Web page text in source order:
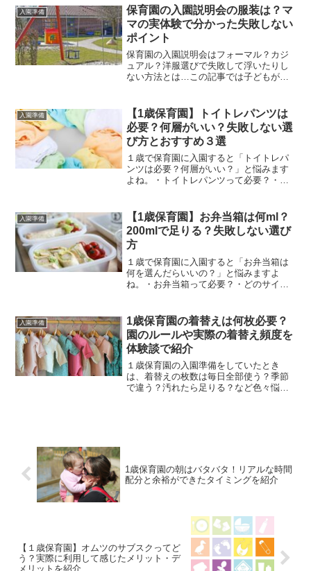
がいなかったので悩みました。結論から
言うと、『オムツのサブス...
入園準備
保育園の入園説明会の服装は？マ
マの実体験で分かった失敗しない
ポイント
保育園の入園説明会はフォーマル？カジ
ュアル？洋服選びで失敗して浮いたりし
ない方法とは…この記事では子どもが１
めています。保育園の入園説明会の服装
に決まりはある？保育園の...
入園準備
【1歳保育園】トイトレパンツは
必要？何層がいい？失敗しない選
び方とおすすめ３選
１歳で保育園に入園すると「トイトレパ
ンツは必要？何層がいい？」と悩みます
よね。・トイトレパンツって必要？・何
方針により違いがあるので確認が必要で
すがトイトレパンツを使用...
入園準備
【1歳保育園】お弁当箱は何ml？
200mlで足りる？失敗しない選び
方
１歳で保育園に入園すると「お弁当箱は
何を選んだらいいの？」と悩みますよ
ね。・お弁当箱って必要？・どのサイズ
より違いがあるので確認が必要ですが１
歳でお弁当箱を使用する場合...
入園準備
1歳保育園の着替えは何枚必要？
園のルールや実際の着替え頻度を
体験談で紹介
１歳保育園の入園準備をしていたとき
は、着替えの枚数は毎日全部使う？季節
で違う？汚れたら足りる？など色々悩み
1歳保育園の朝はバタバタ！リアルな時間
配分と余裕ができたタイミングを紹介
【１歳保育園】オムツのサブスクってど
う？実際に利用して感じたメリット・デ
メリットを紹介